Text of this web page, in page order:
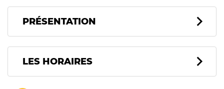
PRÉSENTATION
LES HORAIRES